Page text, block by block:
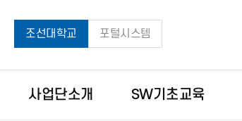
조선대학교 포털시스템
사업단소개 SW기초교육